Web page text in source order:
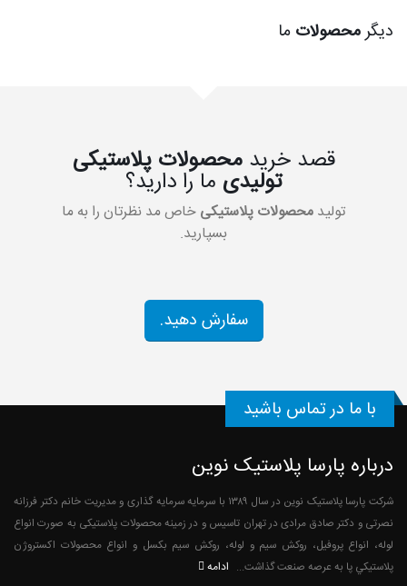
دیگرمحصولات ما
قصد خریدمحصولات پلاستیکی
تولیدی ما را دارید؟
تولید محصولات پلاستیکی خاص مد نظرتان را به ما
بسپارید.
سفارش دهید.
با ما در تماس باشید
درباره پارسا پلاستیک نوین
شرکت پارسا پلاستیک نوین در سال ۱۳۸۹ با سرمایه سرمایه گذاری و مدیریت خانم دکتر فرزانه
نصرتی و دکتر صادق مرادی در تهران تاسیس و در زمینه محصولات پلاستیکی به صورت انواع
لوله، انواع پروفیل، روکش سیم و لوله، روکش سیم بکسل و انواع محصولات اکستروژن
پلاستيكي پا به عرصه صنعت گذاشت... ادامه